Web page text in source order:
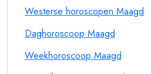
Westerse horoscopen Maagd
Daghoroscoop Maagd
Weekhoroscoop Maagd